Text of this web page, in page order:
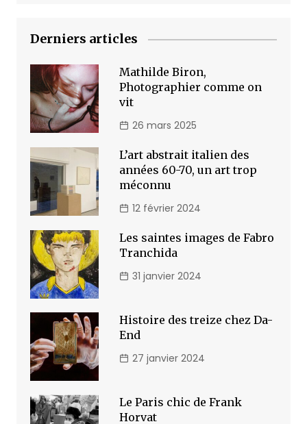
Derniers articles
Mathilde Biron,
Photographier comme on
vit
26 mars 2025
L’art abstrait italien des
années 60-70, un art trop
méconnu
12 février 2024
Les saintes images de Fabro
Tranchida
31 janvier 2024
Histoire des treize chez Da-
End
27 janvier 2024
Le Paris chic de Frank
Horvat